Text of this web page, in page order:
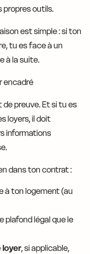
propres outils.
est simple : si ton
tu es face à un
à la suite.
encadré
preuve. Et si tu es
loyers, il doit
informations
dans ton contrat :
à ton logement (au
plafond légal que le
loyer, si applicable,